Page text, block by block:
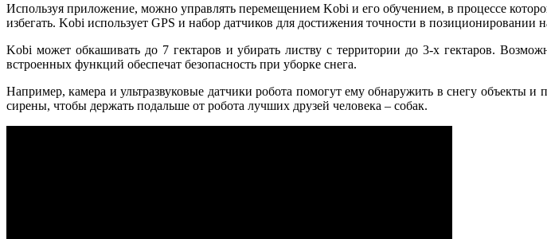
Используя приложение, можно управлять перемещением Kobi и его обучением, в процессе
избегать. Kobi использует GPS и набор датчиков для достижения точности в
Kobi может обкашивать до 7 гектаров и убирать листву с территории до 3-х гектаров.
встроенных функций обеспечат безопасность при уборке снега.
Например, камера и ультразвуковые датчики робота помогут ему обнаружить в снегу объекты и
сирены, чтобы держать подальше от робота лучших друзей человека – собак.